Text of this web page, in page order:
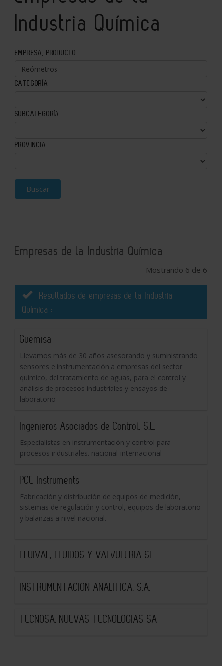
Industria Química
EMPRESA, PRODUCTO...
CATEGORÍA
SUBCATEGORÍA
PROVINCIA
Buscar
Empresas de la Industria Química
Mostrando 6 de 6
Resultados de empresas de la Industria
Química :
Guemisa
Llevamos más de 30 años asesorando y suministrando
sensores e instrumentación a empresas del sector
químico, del tratamiento de aguas, para el control y
análisis de procesos industriales y ensayos de
laboratorio.
Ingenieros Asociados de Control, S.L.
Especialistas en instrumentación y control para
procesos industriales. nacional-internacional
PCE Instruments
Fabricación y distribución de equipos de medición,
sistemas de regulación y control, equipos de laboratorio
y balanzas a nivel nacional.
FLUIVAL, FLUIDOS Y VALVULERIA SL
INSTRUMENTACION ANALITICA, S.A.
TECNOSA, NUEVAS TECNOLOGIAS SA